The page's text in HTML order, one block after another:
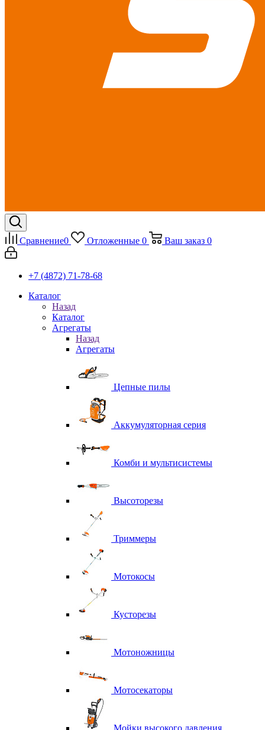
Сравнение0 Отложенные 0 Ваш заказ 0
+7 (4872) 71-78-68
Каталог
Назад
Каталог
Агрегаты
Назад
Агрегаты
Цепные пилы
Аккумуляторная серия
Комби и мультисистемы
Высоторезы
Триммеры
Мотокосы
Кусторезы
Мотоножницы
Мотосекаторы
Мойки высокого давления